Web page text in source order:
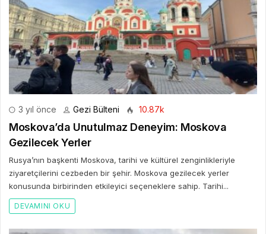
3 yıl önce Gezi Bülteni 10.87k
Moskova’da Unutulmaz Deneyim: Moskova
Gezilecek Yerler
Rusya’nın başkenti Moskova, tarihi ve kültürel zenginlikleriyle
ziyaretçilerini cezbeden bir şehir. Moskova gezilecek yerler
konusunda birbirinden etkileyici seçeneklere sahip. Tarihi...
DEVAMINI OKU